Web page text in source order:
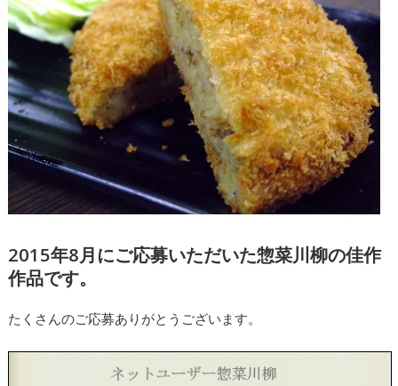
2015年8月にご応募いただいた惣菜川柳の佳作
作品です。
たくさんのご応募ありがとうございます。